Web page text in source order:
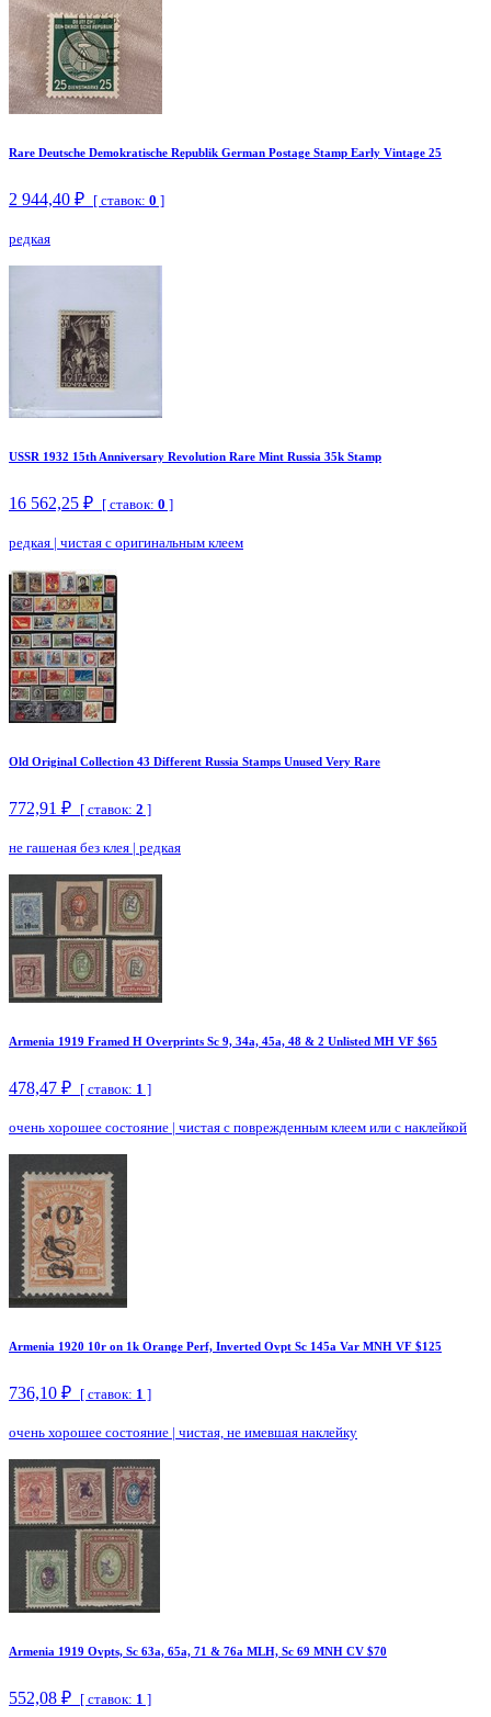
Rare Deutsche Demokratische Republik German Postage Stamp Early Vintage 25
2 944,40 ₽ [ ставок: 0 ]
редкая
USSR 1932 15th Anniversary Revolution Rare Mint Russia 35k Stamp
16 562,25 ₽ [ ставок: 0 ]
редкая | чистая с оригинальным клеем
Old Original Collection 43 Different Russia Stamps Unused Very Rare
772,91 ₽ [ ставок: 2 ]
не гашеная без клея | редкая
Armenia 1919 Framed H Overprints Sc 9, 34a, 45a, 48 & 2 Unlisted MH VF $65
478,47 ₽ [ ставок: 1 ]
очень хорошее состояние | чистая с поврежденным клеем или с наклейкой
Armenia 1920 10r on 1k Orange Perf, Inverted Ovpt Sc 145a Var MNH VF $125
736,10 ₽ [ ставок: 1 ]
очень хорошее состояние | чистая, не имевшая наклейку
Armenia 1919 Ovpts, Sc 63a, 65a, 71 & 76a MLH, Sc 69 MNH CV $70
552,08 ₽ [ ставок: 1 ]